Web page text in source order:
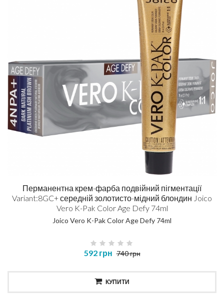
Перманентна крем-фарба подвійний пігментації
Variant:8GC+ середній золотисто-мідний блондин Joico
Vero K-Pak Color Age Defy 74ml
Joico Vero K-Pak Color Age Defy 74ml
592 грн 740 грн
КУПИТИ